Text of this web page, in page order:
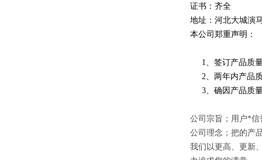
证书：齐全
地址：河北大城演
本公司郑重声明：
1、签订产品质量
2、两年内产品质
3、确因产品质量
公司宗旨；用户*
公司理念；把的产
我们以更高、更新